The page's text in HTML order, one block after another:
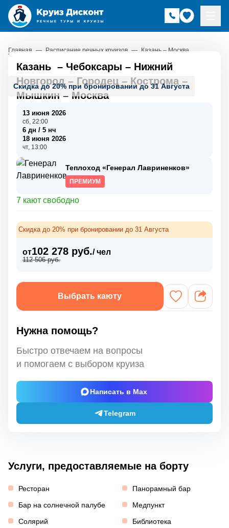
Главная — Расписание речных круизов — Казань – Москва
Скидка до 20% при бронировании до 31 Августа
Казань – Чебоксары – Нижний
Новгород– Городец – Кострома –
Мышкин – Москва
13 июня 2026
сб, 22:00
6 дн / 5 нч
18 июня 2026
чт, 13:00
Теплоход «Генерал Лавриненков»
ПРЕМИУМ
7 кают свободно
Скидка до 20% при бронировании до 31 Августа
от102 278 руб./ чел
112 506 руб.
Выбрать каюту
Нужна помощь?
Быстро отвечаем на вопросы
и помогаем с выбором круиза
Написать в Max
Telegram
Услуги, предоставляемые на борту
Ресторан
Панорамный бар
Бар на солнечной палубе
Медпункт
Солярий
Библиотека